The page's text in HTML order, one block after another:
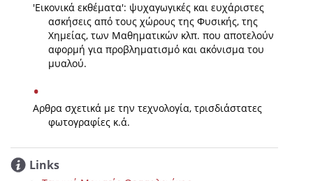
'Εικονικά εκθέματα': ψυχαγωγικές και ευχάριστες
ασκήσεις από τους χώρους της Φυσικής, της
Χημείας, των Μαθηματικών κλπ. που αποτελούν
αφορμή για προβληματισμό και ακόνισμα του
μυαλού.
Αρθρα σχετικά με την τεχνολογία, τρισδιάστατες
φωτογραφίες κ.ά.
Links